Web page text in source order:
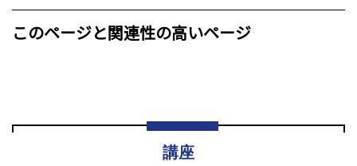
このページと関連性の高いページ
講座